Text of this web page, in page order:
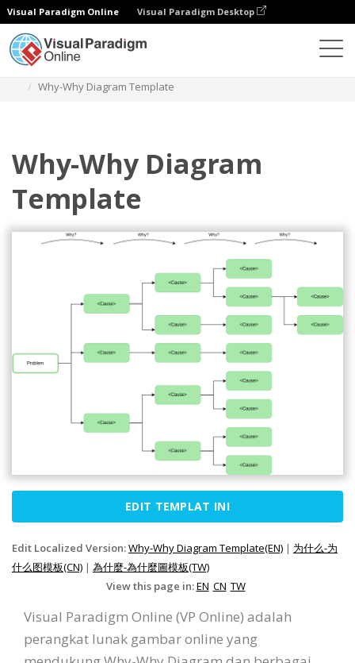
Visual Paradigm Online Visual Paradigm Desktop
Why-Why Diagram Template
Why-Why Diagram
Template
EDIT TEMPLAT INI
Edit Localized Version:Why-Why Diagram Template(EN) | 为什么-为
什么图模板(CN) | 為什麼-為什麼圖模板(TW)
View this page in:EN CN TW
Visual Paradigm Online (VP Online) adalah
perangkat lunak gambar online yang